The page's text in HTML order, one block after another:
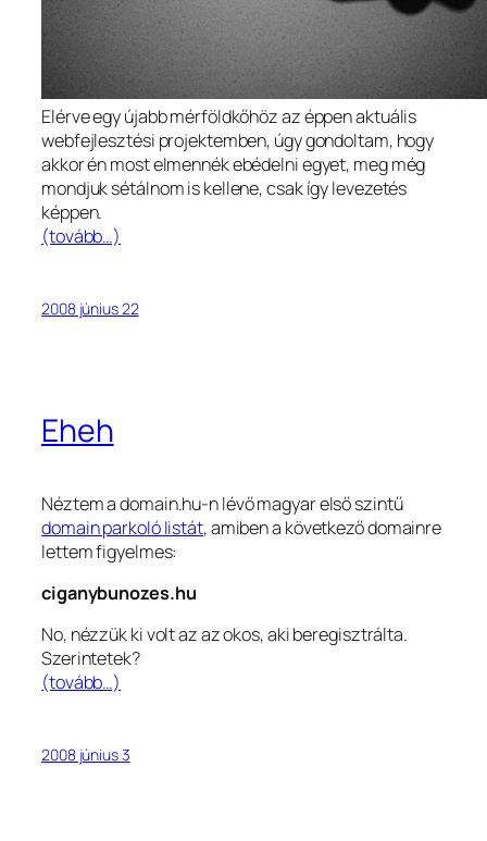
Elérve egy újabb mérföldkőhöz az éppen aktuális
webfejlesztési projektemben, úgy gondoltam, hogy
akkor én most elmennék ebédelni egyet, meg még
mondjuk sétálnom is kellene, csak így levezetés
képpen.
(tovább…)
2008 június 22
Eheh
Néztem a domain.hu-n lévő magyar első szintű
domain parkoló listát, amiben a következő domainre
lettem figyelmes:
ciganybunozes.hu
No, nézzük ki volt az az okos, aki beregisztrálta.
Szerintetek?
(tovább…)
2008 június 3